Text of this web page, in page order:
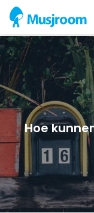
Hoe